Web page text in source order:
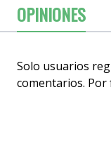
OPINIONES
Solo usuarios
comentarios. Por